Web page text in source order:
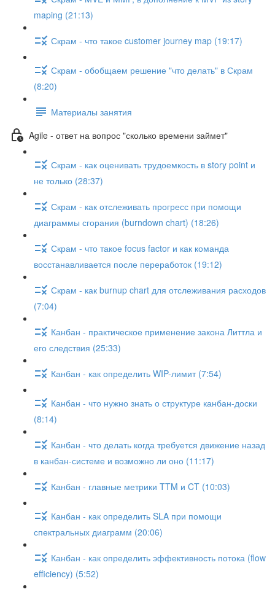
maping (21:13)
Скрам - что такое customer journey map (19:17)
Скрам - обобщаем решение "что делать" в Скрам
(8:20)
Материалы занятия
Agile - ответ на вопрос "сколько времени займет"
Скрам - как оценивать трудоемкость в story point и
не только (28:37)
Скрам - как отслеживать прогресс при помощи
диаграммы сгорания (burndown chart) (18:26)
Скрам - что такое focus factor и как команда
восстанавливается после переработок (19:12)
Скрам - как burnup chart для отслеживания расходов
(7:04)
Канбан - практическое применение закона Литтла и
его следствия (25:33)
Канбан - как определить WIP-лимит (7:54)
Канбан - что нужно знать о структуре канбан-доски
(8:14)
Канбан - что делать когда требуется движение назад
в канбан-системе и возможно ли оно (11:17)
Канбан - главные метрики TTM и CT (10:03)
Канбан - как определить SLA при помощи
спектральных диаграмм (20:06)
Канбан - как определить эффективность потока (flow
efficiency) (5:52)